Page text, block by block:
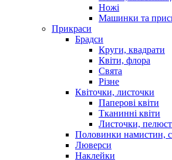
Ножі
Машинки та
Прикраси
Брадси
Круги, квадрати
Квіти, флора
Свята
Різне
Квіточки, листочки
Паперові квіти
Тканинні квіти
Листочки,
Половинки намистин,
Люверси
Наклейки